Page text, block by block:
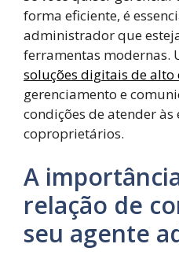
forma eficiente, é
administrador que
ferramentas modernas.
soluções digitais de alto
gerenciamento e
condições de atender
coproprietários.
A
relação de
seu agente